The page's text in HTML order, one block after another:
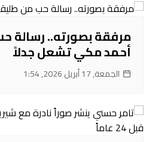
مرفقة بصورته.. رسالة
أحمد مكي تشعل جدلاً
الجمعة, 17 أبريل 2026, 1:54